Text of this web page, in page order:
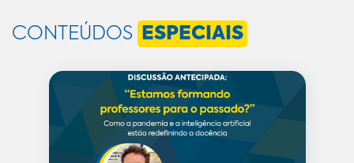
CONTEÚDOS ESPECIAIS